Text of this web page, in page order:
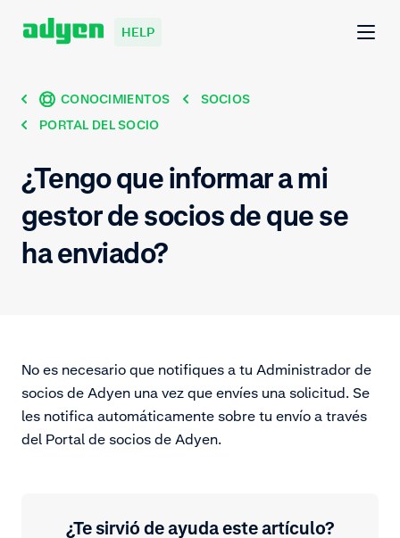
HELP
CONOCIMIENTOS
SOCIOS
PORTAL DEL SOCIO
¿Tengo que informar a mi
gestor de socios de que se
ha enviado?
No es necesario que notifiques a tu Administrador de
socios de Adyen una vez que envíes una solicitud. Se
les notifica automáticamente sobre tu envío a través
del Portal de socios de Adyen.
¿Te sirvió de ayuda este artículo?